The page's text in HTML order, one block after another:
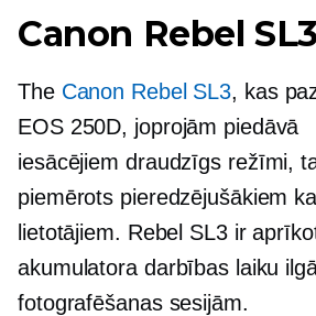
Canon Rebel SL3
The Canon Rebel SL3, kas
EOS 250D, joprojām piedāvā
iesācējiem draudzīgs režīmi,
piemērots pieredzējušākiem
lietotājiem. Rebel SL3 ir
akumulatora darbības laiku
fotografēšanas sesijām.